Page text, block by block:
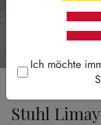
Stuhl Limay
Ich möchte